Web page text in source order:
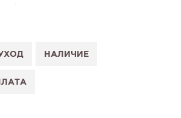
для вас салон и
на сайте.
примерку» и выберите салон.
и отправьте заявку.
НАЛИЧИЕ